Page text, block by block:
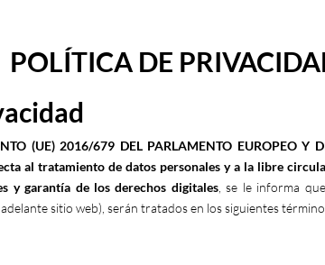
POLÍTICA DE
(UE) 2016/679 DEL PARLAMENTO EUROPEO
al tratamiento de datos personales y a la libre
y garantía de los derechos digitales, se le informa
adelante sitio web), serán tratados en los siguientes